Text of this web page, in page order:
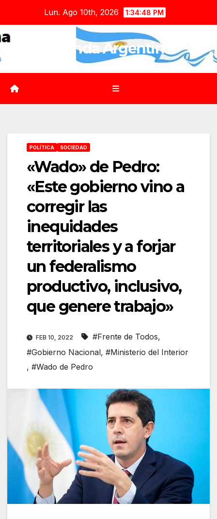
contenido
Lun. Ago 10th, 2026 1:34:49 PM
Agenda Argentina
POLÍTICA SOCIEDAD
«Wado» de Pedro:
«Este gobierno vino a
corregir las
inequidades
territoriales y a forjar
un federalismo
productivo, inclusivo,
que genere trabajo»
FEB 10, 2022 #Frente de Todos,
#Gobierno Nacional, #Ministerio del Interior
, #Wado de Pedro